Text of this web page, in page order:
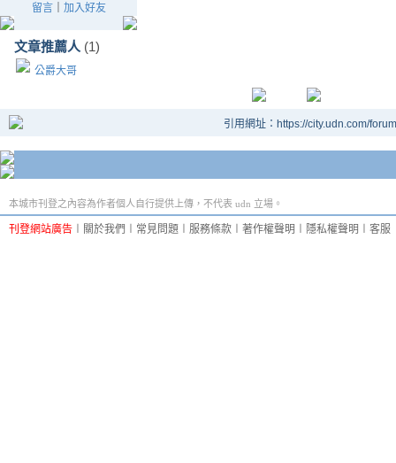
留言｜ 加入好友
文章推薦人 (1)
公爵大哥
引用網址：https://city.udn.com/
本城市刊登之內容為作者個人自行提供上傳，不代表 udn 立場。
刊登網站廣告 關於我們 常見問題 服務條款 著作權聲明 隱私權聲明 客服